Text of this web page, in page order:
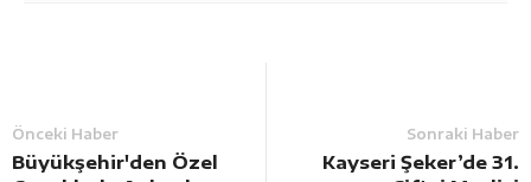
Önceki Haber
Büyükşehir'den Özel
Sonraki Haber
Kayseri Şeker’de 31.